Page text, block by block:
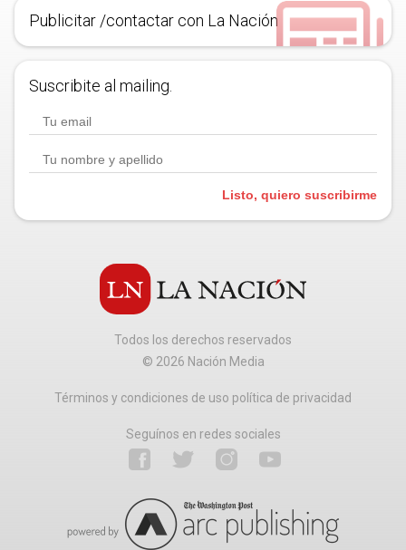
Publicitar /contactar con La Nación
Suscribite al mailing.
Listo, quiero suscribirme
Todos los derechos reservados
© 2026 Nación Media
Términos y condiciones de uso política de privacidad
Seguínos en redes sociales